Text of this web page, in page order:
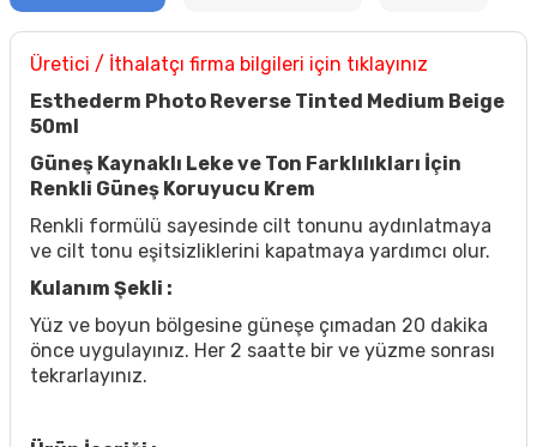
Üretici / İthalatçı firma bilgileri için tıklayınız
Esthederm Photo Reverse Tinted Medium Beige
50ml
Güneş Kaynaklı Leke ve Ton Farklılıkları İçin
Renkli Güneş Koruyucu Krem
Renkli formülü sayesinde cilt tonunu aydınlatmaya
ve cilt tonu eşitsizliklerini kapatmaya yardımcı olur.
Kulanım Şekli :
Yüz ve boyun bölgesine güneşe çımadan 20 dakika
önce uygulayınız. Her 2 saatte bir ve yüzme sonrası
tekrarlayınız.